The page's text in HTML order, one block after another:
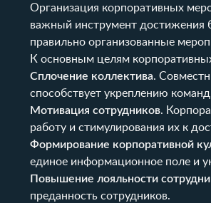
Организация корпоративных
важный инструмент достижения
правильно организованные
К основным целям
Сплочение коллектива.
способствует укреплению
Мотивация сотрудников.
работу и стимулирования их к
Формирование корпоративной
единое информационное поле и
Повышение лояльности
преданность сотрудников.